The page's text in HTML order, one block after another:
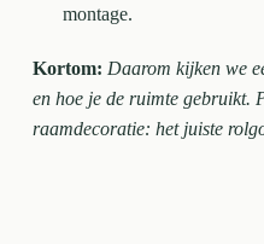
montage.
Kortom: Daarom kijken we
en hoe je de ruimte gebruikt.
raamdecoratie: het juiste